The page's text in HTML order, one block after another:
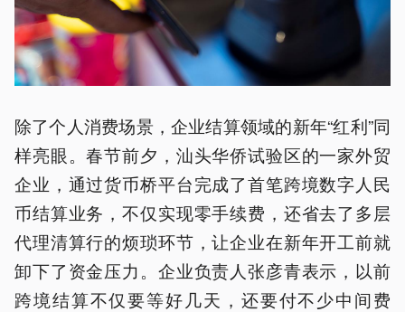
除了个人消费场景，企业结算领域的新年“红利”同
样亮眼。春节前夕，汕头华侨试验区的一家外贸
企业，通过货币桥平台完成了首笔跨境数字人民
币结算业务，不仅实现零手续费，还省去了多层
代理清算行的烦琐环节，让企业在新年开工前就
卸下了资金压力。企业负责人张彦青表示，以前
跨境结算不仅要等好几天，还要付不少中间费